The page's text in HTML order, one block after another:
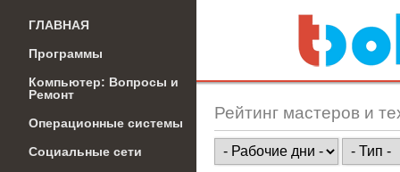
ГЛАВНАЯ
Программы
Компьютер: Вопросы и
Ремонт
Операционные системы
Социальные сети
Рейтинг мастеров и